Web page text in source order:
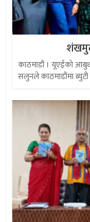
काठमाडौं । यूएईको
सलुनले काठमाडौंमा